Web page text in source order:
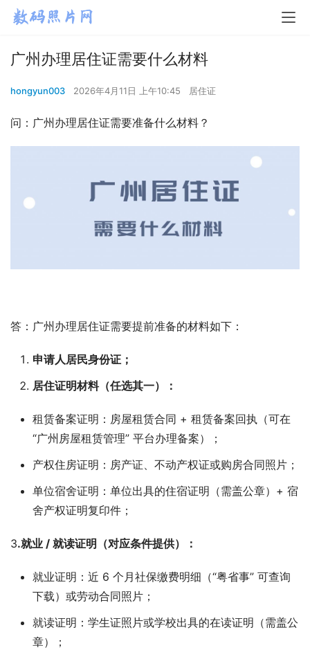
广州办理居住证需要什么材料
hongyun003 2026年4月11日 上午10:45 居住证
问：广州办理居住证需要准备什么材料？
答：广州办理居住证需要提前准备的材料如下：
申请人居民身份证；
居住证明材料（任选其一）：
租赁备案证明：房屋租赁合同 + 租赁备案回执（可在
“广州房屋租赁管理” 平台办理备案）；
产权住房证明：房产证、不动产权证或购房合同照片；
单位宿舍证明：单位出具的住宿证明（需盖公章）+ 宿
舍产权证明复印件；
3.就业 / 就读证明（对应条件提供）：
就业证明：近 6 个月社保缴费明细（“粤省事” 可查询
下载）或劳动合同照片；
就读证明：学生证照片或学校出具的在读证明（需盖公
章）；